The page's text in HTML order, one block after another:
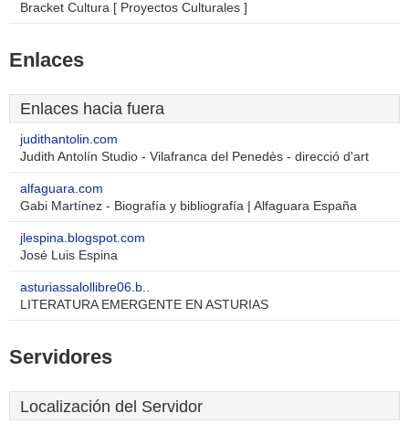
Bracket Cultura [ Proyectos Culturales ]
Enlaces
Enlaces hacia fuera
judithantolin.com
Judith Antolín Studio - Vilafranca del Penedès - direcció d'art
alfaguara.com
Gabi Martínez - Biografía y bibliografía | Alfaguara España
jlespina.blogspot.com
José Luis Espina
asturiassalollibre06.b..
LITERATURA EMERGENTE EN ASTURIAS
Servidores
Localización del Servidor